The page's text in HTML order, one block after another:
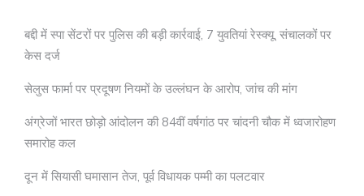
बद्दी में स्पा सेंटरों पर पुलिस की बड़ी कार्रवाई, 7 युवतियां रेस्क्यू, संचालकों पर
केस दर्ज
सेलुस फार्मा पर प्रदूषण नियमों के उल्लंघन के आरोप, जांच की मांग
अंग्रेजों भारत छोड़ो आंदोलन की 84वीं वर्षगांठ पर चांदनी चौक में ध्वजारोहण
समारोह कल
दून में सियासी घमासान तेज, पूर्व विधायक पम्मी का पलटवार